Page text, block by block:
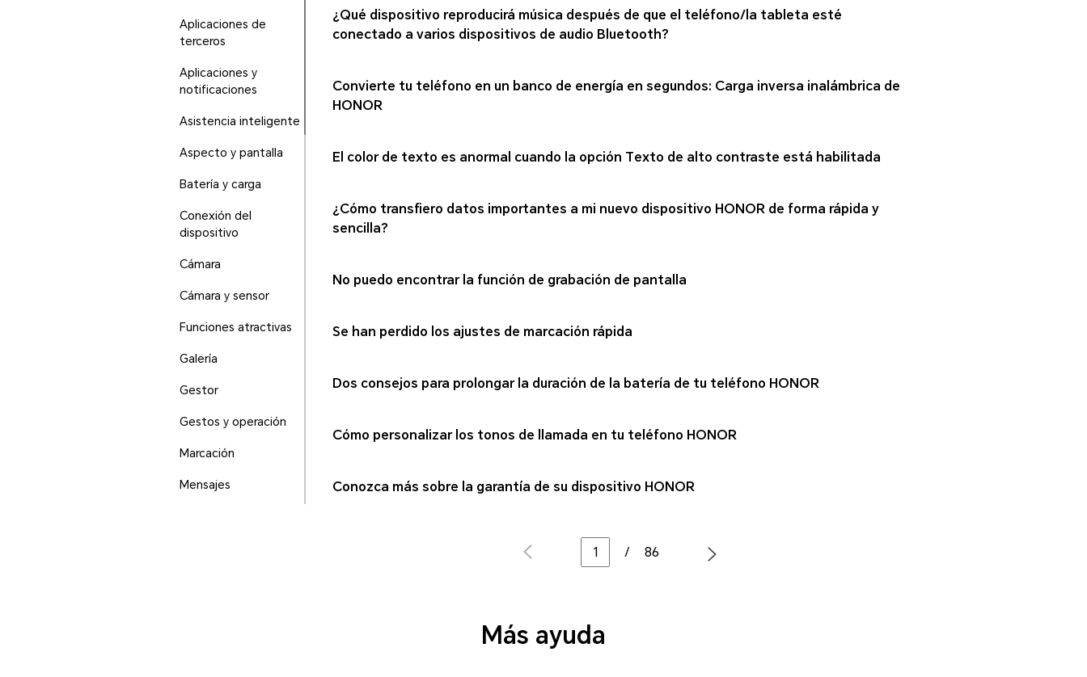
Aplicaciones de
terceros
Aplicaciones y
notificaciones
Asistencia inteligente
Aspecto y pantalla
Batería y carga
Conexión del
dispositivo
Cámara
Cámara y sensor
Funciones atractivas
Galería
Gestor
Gestos y operación
Marcación
Mensajes
¿Qué dispositivo reproducirá música después de que el teléfono/la tableta esté
conectado a varios dispositivos de audio Bluetooth?
Convierte tu teléfono en un banco de energía en segundos: Carga inversa inalámbrica de
HONOR
El color de texto es anormal cuando la opción Texto de alto contraste está habilitada
¿Cómo transfiero datos importantes a mi nuevo dispositivo HONOR de forma rápida y
sencilla?
No puedo encontrar la función de grabación de pantalla
Se han perdido los ajustes de marcación rápida
Dos consejos para prolongar la duración de la batería de tu teléfono HONOR
Cómo personalizar los tonos de llamada en tu teléfono HONOR
Conozca más sobre la garantía de su dispositivo HONOR
/ 86
Más ayuda